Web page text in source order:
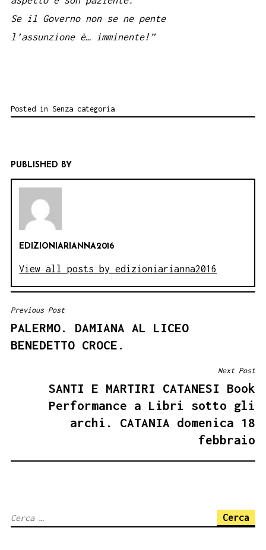
Se il Governo non se ne pente
l’assunzione è… imminente!”
Posted in Senza categoria
PUBLISHED BY
EDIZIONIARIANNA2016
View all posts by edizioniarianna2016
NAVIGAZIONE
ARTICOLI
Previous Post
PALERMO. DAMIANA AL LICEO
BENEDETTO CROCE.
Next Post
SANTI E MARTIRI CATANESI Book
Performance a Libri sotto gli
archi. CATANIA domenica 18
febbraio
Ricerca